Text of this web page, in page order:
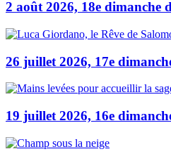
2 août 2026, 18e dimanche
26 juillet 2026, 17e
19 juillet 2026, 16e